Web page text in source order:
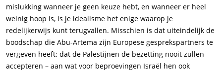
mislukking wanneer je geen keuze hebt, en wanneer er heel
weinig hoop is, is je idealisme het enige waarop je
redelijkerwijs kunt terugvallen. Misschien is dat uiteindelijk de
boodschap die Abu-Artema zijn Europese gesprekspartners te
vergeven heeft: dat de Palestijnen de bezetting nooit zullen
accepteren – aan wat voor beproevingen Israël hen ook